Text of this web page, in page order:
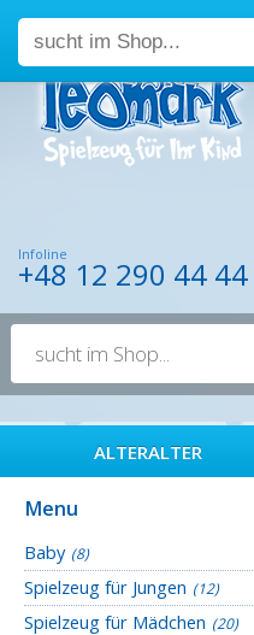
Infoline
+48 12 290 44 44
ALTERALTER
Menu
Baby (8)
Spielzeug für Jungen (12)
Spielzeug für Mädchen (20)